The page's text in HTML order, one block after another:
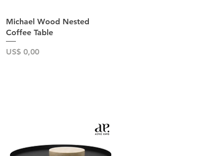
Snel overzicht
Michael Wood Nested
Coffee Table
Prijs
US$ 0,00